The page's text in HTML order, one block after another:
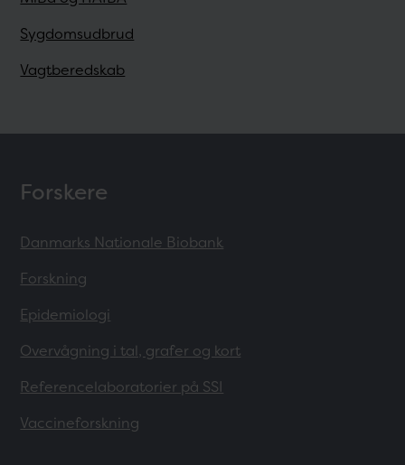
Sygdomsudbrud
Vagtberedskab
Forskere
Danmarks Nationale Biobank
Forskning
Epidemiologi
Overvågning i tal, grafer og kort
Referencelaboratorier på SSI
Vaccineforskning